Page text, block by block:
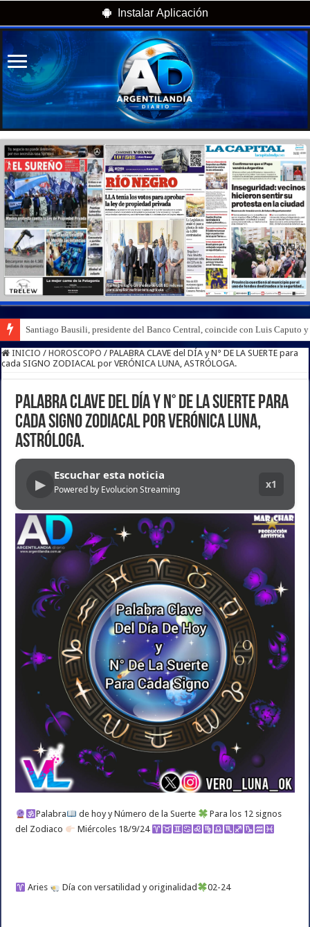
Instalar Aplicación
Santiago Bausili, presidente del Banco Central, coincide con Luis Caputo
INICIO / HOROSCOPO / PALABRA CLAVE del DÍA y N° DE LA SUERTE para
cada SIGNO ZODIACAL por VERÓNICA LUNA, ASTRÓLOGA.
PALABRA CLAVE del DÍA y N° DE LA SUERTE para
cada SIGNO ZODIACAL por VERÓNICA LUNA,
ASTRÓLOGA.
▶
Escuchar esta noticia
Powered by Evolucion Streaming x1
Palabra de hoy y Número de la Suerte
Para los 12 signos
del Zodiaco
Miércoles 18/9/24
Aries Día con versatilidad y originalidad 02-24